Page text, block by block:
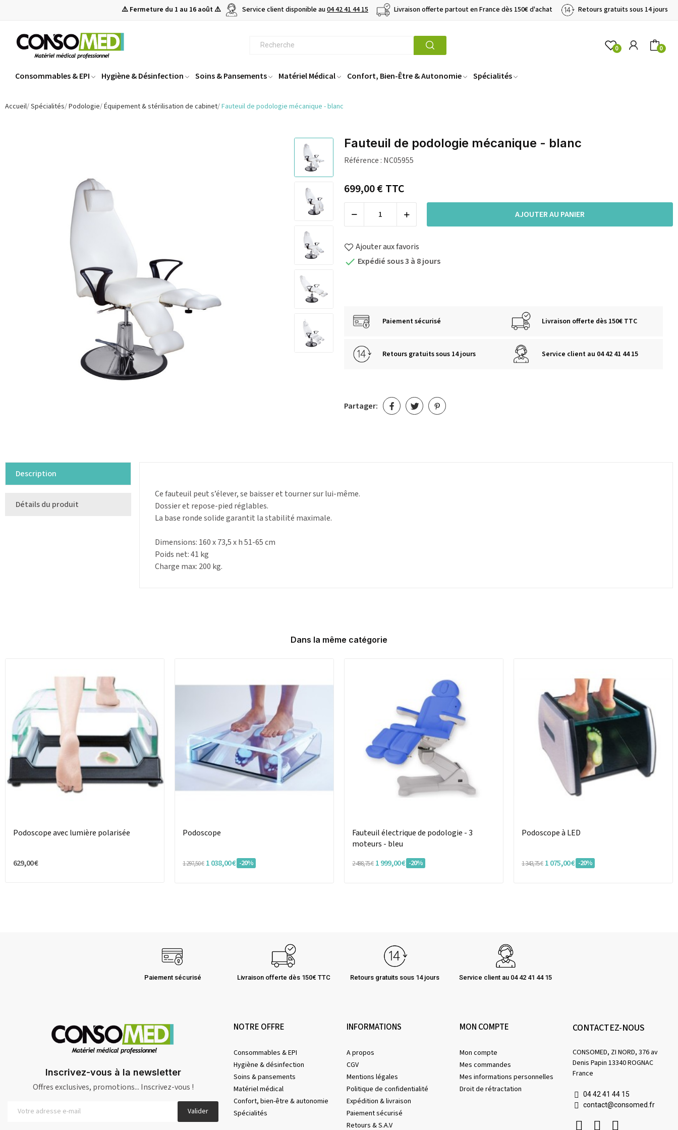
⚠️ Fermeture du 1 au 16 août ⚠️ Service client disponible au04 42 41 44 15 Livraison offerte partout en France dès 150€ d'achat Retours gratuits sous 14 jours
0 0
Consommables & EPI Hygiène & Désinfection Soins & Pansements Matériel Médical Confort, Bien-Être & Autonomie Spécialités
Accueil Spécialités Podologie Équipement & stérilisation de cabinet Fauteuil de podologie mécanique - blanc
Fauteuil de podologie mécanique - blanc
Référence : NC05955
699,00 €TTC
AJOUTER AU PANIER
Ajouter aux favoris
 Expédié sous 3 à 8 jours
Paiement sécurisé Livraison offerte dès 150€ TTC
Retours gratuits sous 14 jours Service client au 04 42 41 44 15
Partager:
Description
Détails du produit
Ce fauteuil peut s’élever, se baisser et tourner sur lui-même.
Dossier et repose-pied réglables.
La base ronde solide garantit la stabilité maximale.
Dimensions: 160 x 73,5 x h 51-65 cm
Poids net: 41 kg
Charge max: 200 kg.
Dans la même catégorie
Podoscope avec lumière polarisée
629,00 €
Podoscope
1 297,50 € 1 038,00 € -20%
Fauteuil électrique de podologie - 3
moteurs - bleu
2 498,75 € 1 999,00 € -20%
Podoscope à LED
1 343,75 € 1 075,00 € -20%
Paiement sécurisé Livraison offerte dès 150€ TTC Retours gratuits sous 14 jours Service client au 04 42 41 44 15
Inscrivez-vous à la newsletter
Offres exclusives, promotions... Inscrivez-vous !
Valider
NOTRE OFFRE
Consommables & EPI
Hygiène & désinfection
Soins & pansements
Matériel médical
Confort, bien-être & autonomie
Spécialités
INFORMATIONS
A propos
CGV
Mentions légales
Politique de confidentialité
Expédition & livraison
Paiement sécurisé
Retours & S.A.V
MON COMPTE
Mon compte
Mes commandes
Mes informations personnelles
Droit de rétractation
CONTACTEZ-NOUS
CONSOMED, ZI NORD, 376 av
Denis Papin 13340 ROGNAC
France
04 42 41 44 15
contact@consomed.fr